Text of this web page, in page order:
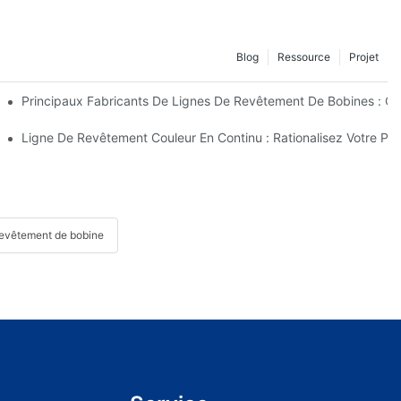
Projet
Ressource
Blog
: Ce Que Proposent Les Principaux Fabricants
Principaux Fabricants De Lignes De Revêtement De Bobines :
De Traitement Des Métaux
Ligne De Revêtement Couleur En Continu : Rationalisez Votre
de bobine